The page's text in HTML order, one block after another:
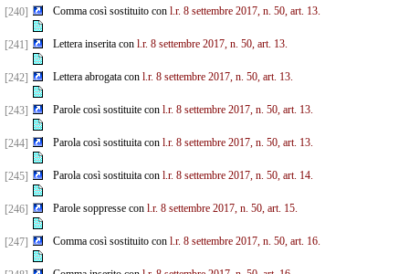
[240] Comma così sostituito con l.r. 8 settembre 2017, n. 50, art. 13.
[241] Lettera inserita con l.r. 8 settembre 2017, n. 50, art. 13.
[242] Lettera abrogata con l.r. 8 settembre 2017, n. 50, art. 13.
[243] Parole così sostituite con l.r. 8 settembre 2017, n. 50, art. 13.
[244] Parola così sostituita con l.r. 8 settembre 2017, n. 50, art. 13.
[245] Parola così sostituita con l.r. 8 settembre 2017, n. 50, art. 14.
[246] Parole soppresse con l.r. 8 settembre 2017, n. 50, art. 15.
[247] Comma così sostituito con l.r. 8 settembre 2017, n. 50, art. 16.